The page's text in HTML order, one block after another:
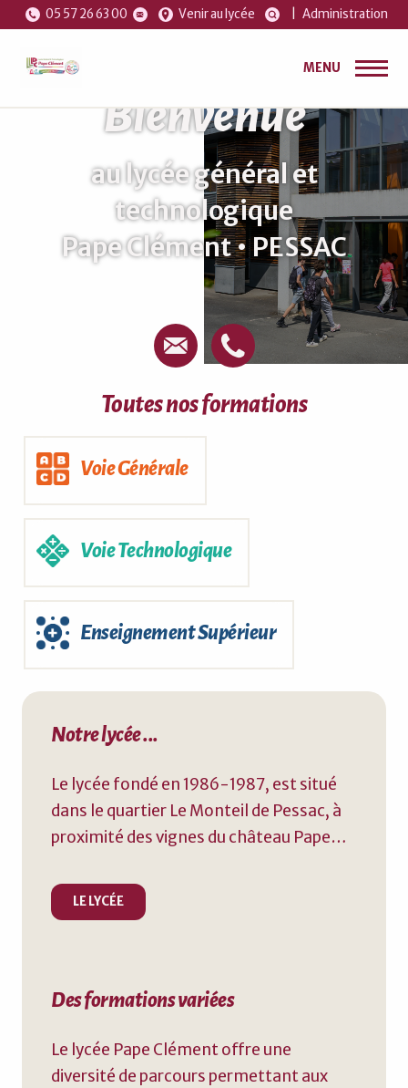
05 57 26 63 00 Venir au lycée |Administration
MENU
Bienvenue
au lycée général et
technologique
Pape Clément • PESSAC
Toutes nos formations
Voie Générale
Voie Technologique
Enseignement Supérieur
Notre lycée ...
Le lycée fondé en 1986-1987, est situé
dans le quartier Le Monteil de Pessac, à
proximité des vignes du château Pape
LE LYCÉE
Des formations variées
Le lycée Pape Clément offre une
diversité de parcours permettant aux